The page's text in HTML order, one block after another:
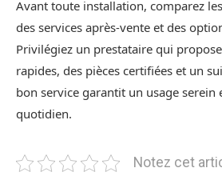
Avant toute installation, comparez
des services après‑vente et des
Privilégiez un prestataire qui
rapides, des pièces certifiées et un
bon service garantit un usage serein
quotidien.
Notez cet